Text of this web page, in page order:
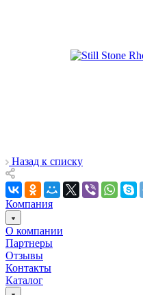
Назад к списку
Компания
О компании
Партнеры
Отзывы
Контакты
Каталог